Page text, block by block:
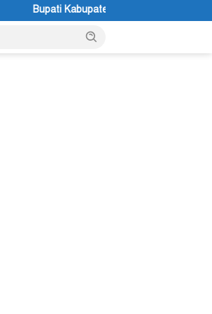
Atenius Murip: Festival Budaya